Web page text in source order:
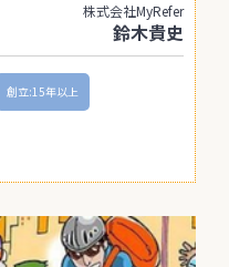
株式会社MyRefer
鈴木貴史
創立:15年以上